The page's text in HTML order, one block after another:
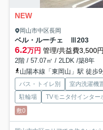
NEW
岡山市中区長岡
ベル・ルーチェ Ⅲ203
6.2万円 管理/共益費3,500円
2階 / 57.07㎡ / 2LDK /築8年
山陽本線「東岡山」駅 徒歩
バス・トイレ別 室内洗濯機
駐輪場
TVモニタ付インター
敷0